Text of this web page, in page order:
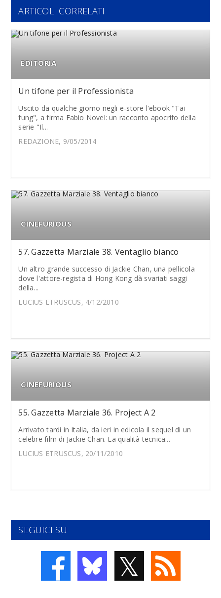
ARTICOLI CORRELATI
EDITORIA
Un tifone per il Professionista
Uscito da qualche giorno negli e-store l'ebook "Tai
fung", a firma Fabio Novel: un racconto apocrifo della
serie "Il...
REDAZIONE, 9/05/2014
CINEFURIOUS
57. Gazzetta Marziale 38. Ventaglio bianco
Un altro grande successo di Jackie Chan, una pellicola
dove l'attore-regista di Hong Kong dà svariati saggi
della...
LUCIUS ETRUSCUS, 4/12/2010
CINEFURIOUS
55. Gazzetta Marziale 36. Project A 2
Arrivato tardi in Italia, da ieri in edicola il sequel di un
celebre film di Jackie Chan. La qualità tecnica...
LUCIUS ETRUSCUS, 20/11/2010
SEGUICI SU
𝕏